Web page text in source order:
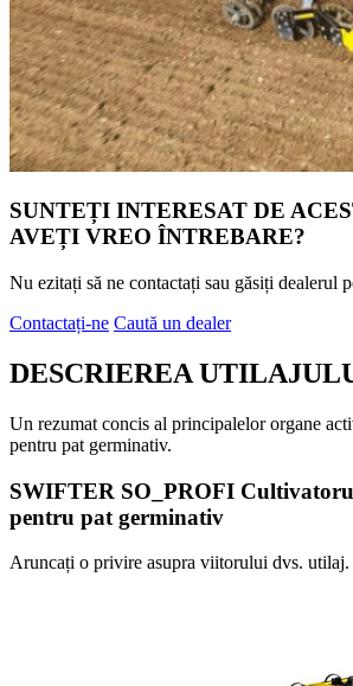
SUNTEȚI INTERESAT DE
AVEȚI VREO ÎNTREBARE?
Nu ezitați să ne contactați sau găsiți dealerul
Contactați-ne Caută un dealer
DESCRIEREA
Un rezumat concis al principalelor organe
pentru pat germinativ.
SWIFTER SO_PROFI
pentru pat germinativ
Aruncați o privire asupra viitorului dvs. utilaj.